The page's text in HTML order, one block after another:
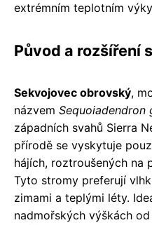
extrémním teplotním
Původ a rozšíření
Sekvojovec obrovský,
názvem Sequoiadendron
západních svahů Sierra
přírodě se vyskytuje
hájích, roztroušených na
Tyto stromy preferují
zimami a teplými léty.
nadmořských výškách